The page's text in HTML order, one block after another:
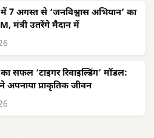
7 अगस्त से ‘जनविश्वास अभियान’ का
मंत्री उतरेंगे मैदान में
सफल ‘टाइगर रिवाइल्डिंग’ मॉडल:
अपनाया प्राकृतिक जीवन